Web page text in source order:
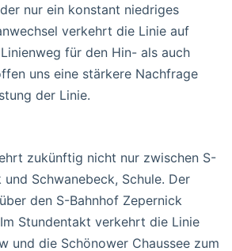
nur ein konstant niedriges
verkehrt die Linie auf
für den Hin- als auch
uns eine stärkere Nachfrage
der Linie.
zukünftig nicht nur zwischen S-
Schwanebeck, Schule. Der
den S-Bahnhof Zepernick
Stundentakt verkehrt die Linie
und die Schönower Chaussee zum